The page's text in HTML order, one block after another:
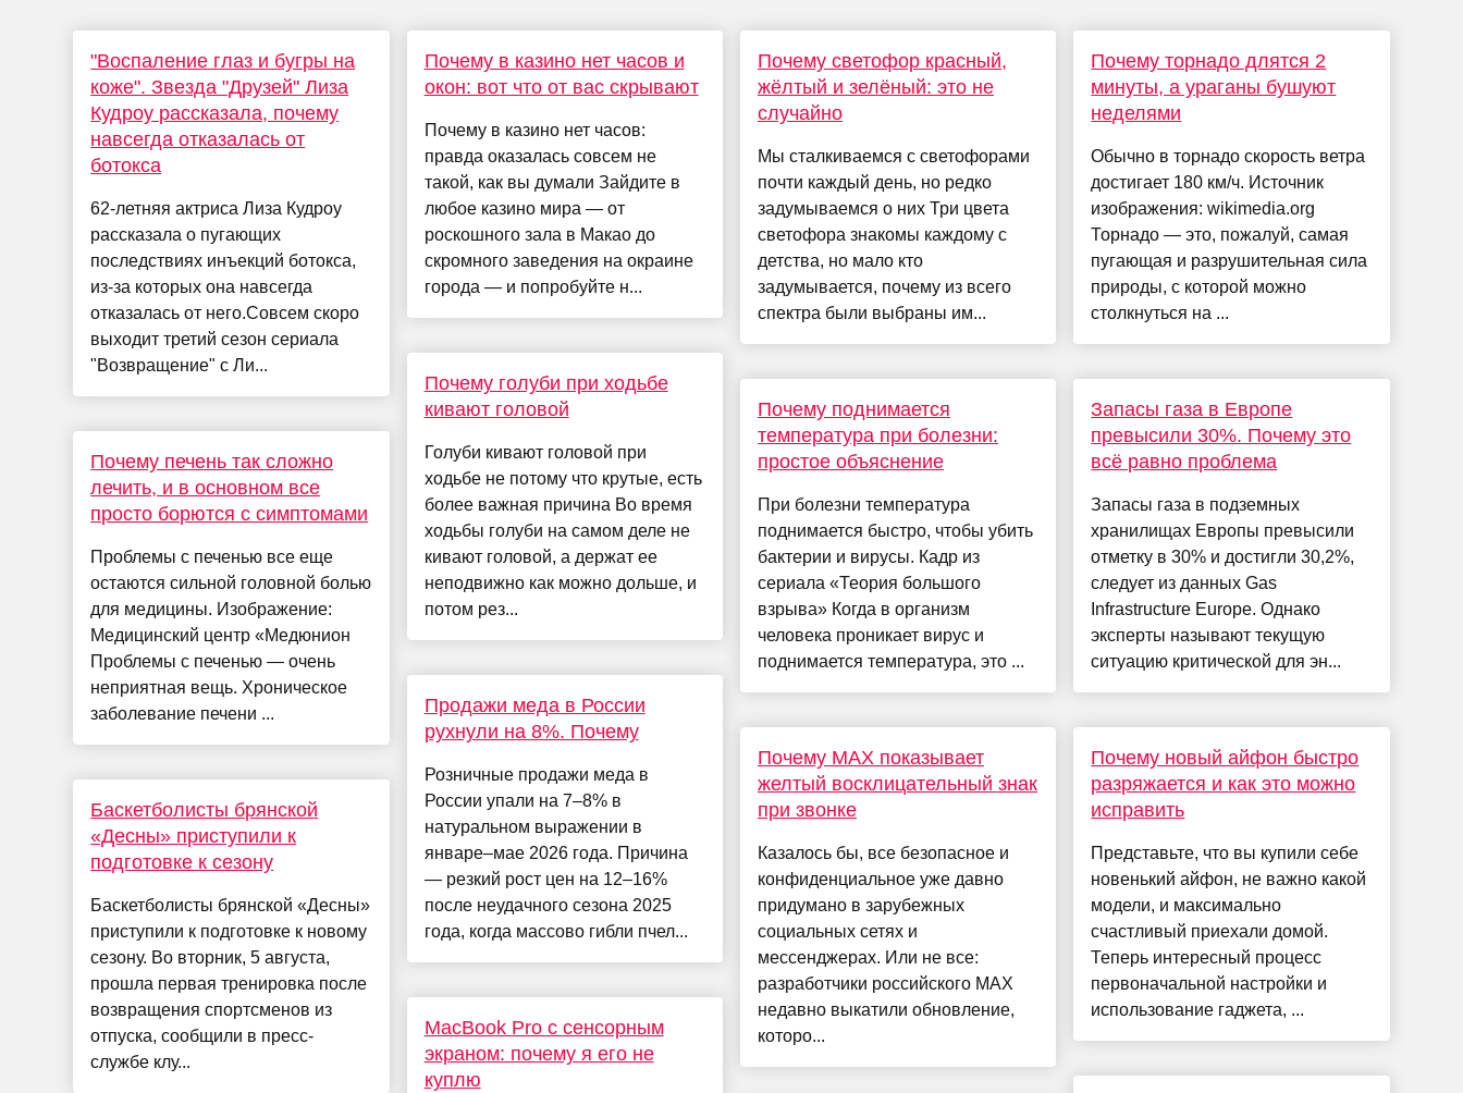
"Воспаление глаз и бугры на
коже". Звезда "Друзей" Лиза
Кудроу рассказала, почему
навсегда отказалась от
ботокса
62-летняя актриса Лиза Кудроу
рассказала о пугающих
последствиях инъекций ботокса,
из-за которых она навсегда
отказалась от него.Совсем скоро
выходит третий сезон сериала
"Возвращение" с Ли...
Почему печень так сложно
лечить, и в основном все
просто борются с симптомами
Проблемы с печенью все еще
остаются сильной головной болью
для медицины. Изображение:
Медицинский центр «Медюнион
Проблемы с печенью — очень
неприятная вещь. Хроническое
заболевание печени ...
Баскетболисты брянской
«Десны» приступили к
подготовке к сезону
Баскетболисты брянской «Десны»
приступили к подготовке к новому
сезону. Во вторник, 5 августа,
прошла первая тренировка после
возвращения спортсменов из
отпуска, сообщили в пресс-
службе клу...
Почему в казино нет часов и
окон: вот что от вас скрывают
Почему в казино нет часов:
правда оказалась совсем не
такой, как вы думали Зайдите в
любое казино мира — от
роскошного зала в Макао до
скромного заведения на окраине
города — и попробуйте н...
Почему голуби при ходьбе
кивают головой
Голуби кивают головой при
ходьбе не потому что крутые, есть
более важная причина Во время
ходьбы голуби на самом деле не
кивают головой, а держат ее
неподвижно как можно дольше, и
потом рез...
Продажи меда в России
рухнули на 8%. Почему
Розничные продажи меда в
России упали на 7–8% в
натуральном выражении в
январе–мае 2026 года. Причина
— резкий рост цен на 12–16%
после неудачного сезона 2025
года, когда массово гибли пчел...
MacBook Pro с сенсорным
экраном: почему я его не
куплю
Почему светофор красный,
жёлтый и зелёный: это не
случайно
Мы сталкиваемся с светофорами
почти каждый день, но редко
задумываемся о них Три цвета
светофора знакомы каждому с
детства, но мало кто
задумывается, почему из всего
спектра были выбраны им...
Почему поднимается
температура при болезни:
простое объяснение
При болезни температура
поднимается быстро, чтобы убить
бактерии и вирусы. Кадр из
сериала «Теория большого
взрыва» Когда в организм
человека проникает вирус и
поднимается температура, это ...
Почему MAX показывает
желтый восклицательный знак
при звонке
Казалось бы, все безопасное и
конфиденциальное уже давно
придумано в зарубежных
социальных сетях и
мессенджерах. Или не все:
разработчики российского MAX
недавно выкатили обновление,
которо...
Почему торнадо длятся 2
минуты, а ураганы бушуют
неделями
Обычно в торнадо скорость ветра
достигает 180 км/ч. Источник
изображения: wikimedia.org
Торнадо — это, пожалуй, самая
пугающая и разрушительная сила
природы, с которой можно
столкнуться на ...
Запасы газа в Европе
превысили 30%. Почему это
всё равно проблема
Запасы газа в подземных
хранилищах Европы превысили
отметку в 30% и достигли 30,2%,
следует из данных Gas
Infrastructure Europe. Однако
эксперты называют текущую
ситуацию критической для эн...
Почему новый айфон быстро
разряжается и как это можно
исправить
Представьте, что вы купили себе
новенький айфон, не важно какой
модели, и максимально
счастливый приехали домой.
Теперь интересный процесс
первоначальной настройки и
использование гаджета, ...